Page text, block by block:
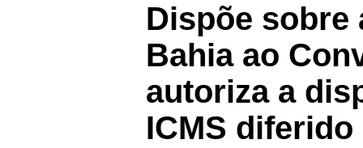
Dispõe sobre
Bahia ao
autoriza a
ICMS